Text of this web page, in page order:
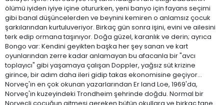
ölümü iyiden iyiye içine otururken, yeni banyo için fayans seçimi
gibi banal düşüncelerden ve beynini kemiren o anlamsız çocuk
şarkılarından kurtuluveriyor. Birkaç gün sonra işini, evini ve ailesini
terk edip ormana taşınıyor. Doğa güzel, karanlık ve derin; ayrıca
Bongo var: Kendini geyikten başka her şey sanan ve kart
oyunlarından zerre kadar anlamayan bu afacanla bir "avcı
toplayıcı" gibi yaşamaya çalışan Doppler, yağsız süt krizine
girince, bir adım daha ileri gidip takas ekonomisine geçiyor...
Norveç'in en çok okunan yazarlarından Er land Loe, 1969'da,
Norveç'in kuzeyindeki Trondheim şehrinde doğdu. Normal bir